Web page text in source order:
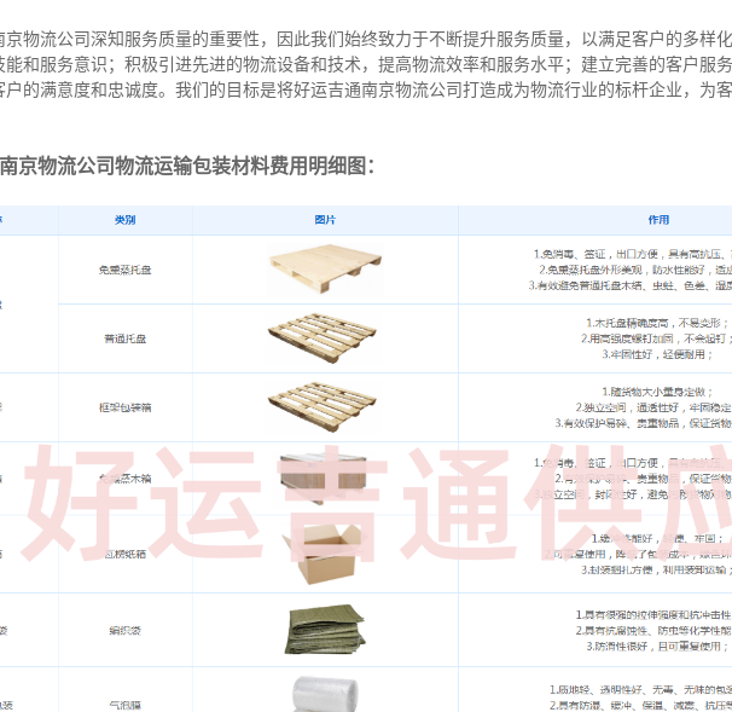
京物流公司深知服务质量的重要性，因此我们始终致力于不断提升服务质量，以满足客户的多样
能和服务意识；积极引进先进的物流设备和技术，提高物流效率和服务水平；建立完善的客户服
户的满意度和忠诚度。我们的目标是将好运吉通南京物流公司打造成为物流行业的标杆企业，为
京物流公司物流运输包装材料费用明细图：